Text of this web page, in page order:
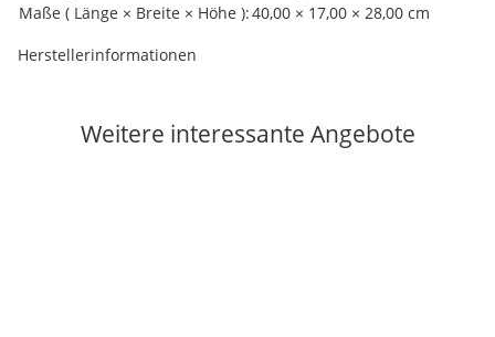
Maße ( Länge × Breite × Höhe ):40,00 × 17,00 × 28,00 cm
Herstellerinformationen
Weitere interessante Angebote